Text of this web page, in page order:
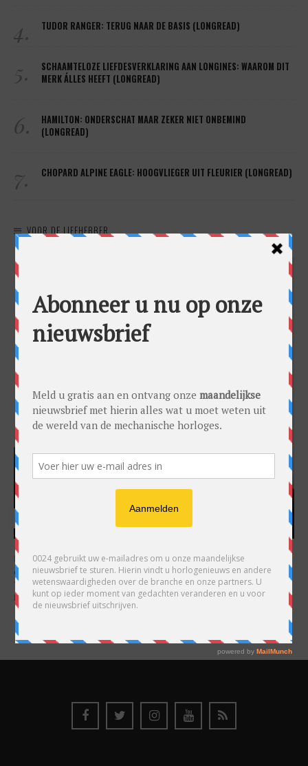
4. TUDOR RANGER: TERUG NAAR DE BASIS (LONGREAD)
5.
SCHAAMTELOZE LIEFDESVERKLARING AAN LONGINES: WAAROM DIT
MERK ÁLLES HEEFT (LONGREAD)
6.
HAMILTON: ONDERSCHAT MAAR ZEKER NIET ONBEMIND
(LONGREAD)
7. CHOPARD ALPINE EAGLE: HOOGVLIEGER UIT FLEURIER (LONGREAD)
VOOR DE LIEFHEBBER
Hoofdredacteur en uitgever van 0024 Horloges. Een horlogeliefhebber en
ondernemer in hart en nieren, voor wie de liefde al decennia teruggaat. Voor
Wijnschenk is uitgeven levenslange passie, net als de oneindige interesse in
horloges.